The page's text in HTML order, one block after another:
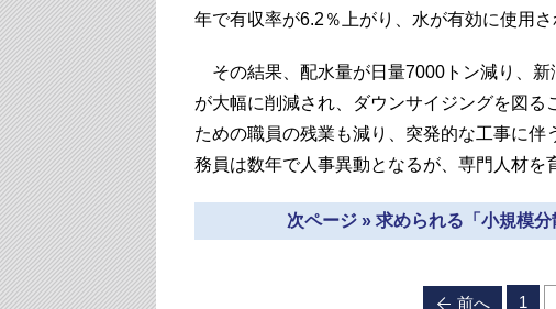
年で有収率が6.2％上がり、水が有効に使用さ
その結果、配水量が日量7000トン減り、
が大幅に削減され、ダウンサイジングを図
ための職員の残業も減り、突発的な工事に
務員は数年で人事異動となるが、専門人材を
次ページ » 求められる「小規模
前へ 1